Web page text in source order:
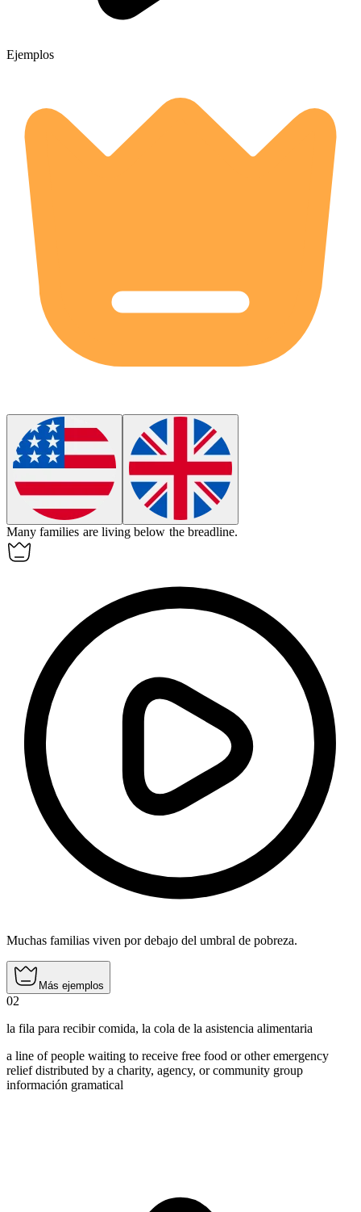
Ejemplos
Many families are living below the breadline.
Muchas familias viven por debajo del umbral de pobreza.
Más ejemplos
02
la fila para recibir comida, la cola de la asistencia alimentaria
a line of people waiting to receive free food or other emergency
relief distributed by a charity, agency, or community group
información gramatical